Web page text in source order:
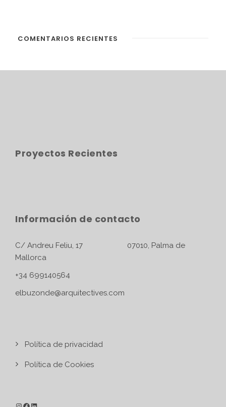
COMENTARIOS RECIENTES
Proyectos Recientes
Información de contacto
C/ Andreu Feliu, 17 07010, Palma de
Mallorca
+34 699140564
elbuzonde@arquitectives.com
Política de privacidad
Política de Cookies